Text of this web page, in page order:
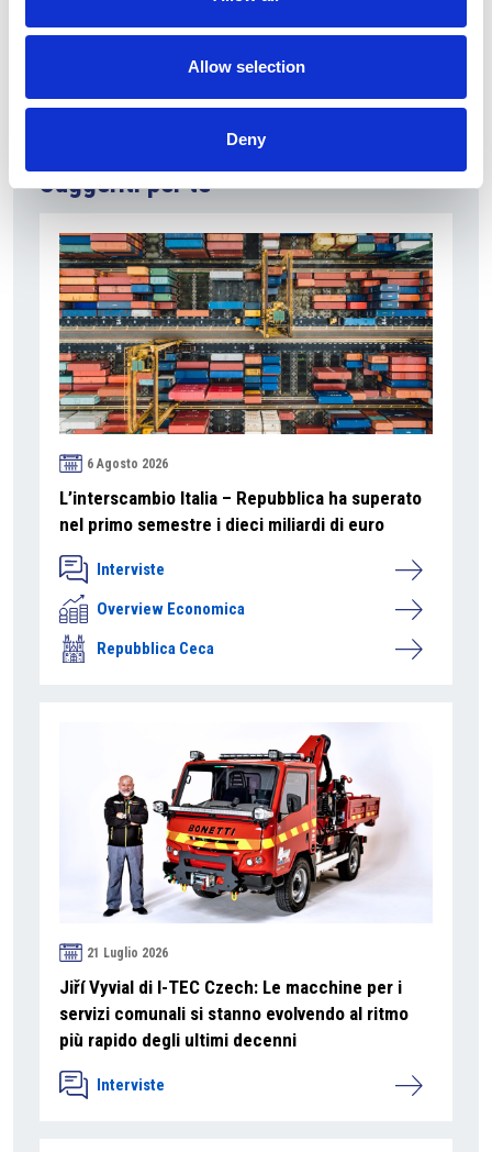
Allow selection
Deny
Fonte fotografia: Prague International Marathon
Suggeriti per te
6 Agosto 2026
L’interscambio Italia – Repubblica ha superato
nel primo semestre i dieci miliardi di euro
Interviste
Overview Economica
Repubblica Ceca
21 Luglio 2026
Jiří Vyvial di I-TEC Czech: Le macchine per i
servizi comunali si stanno evolvendo al ritmo
più rapido degli ultimi decenni
Interviste